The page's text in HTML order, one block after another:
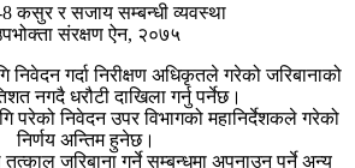
8 कसुर र सजाय सम्बन्धी व्यवस्था
संरक्षण ऐन, २०७५
गर्दा निरीक्षण अधिकृतले गरेको जरिबानाको
नगदै धरौटी दाखिला गर्नु पर्नेछ।
परेको निवेदन उपर विभागको महानिर्देशकले गरेको
निर्णय अन्तिम हुनेछ।
जरिबाना गर्ने सम्बन्धमा अपनाउनु पर्ने अन्य